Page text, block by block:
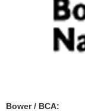
Bower / BCA: